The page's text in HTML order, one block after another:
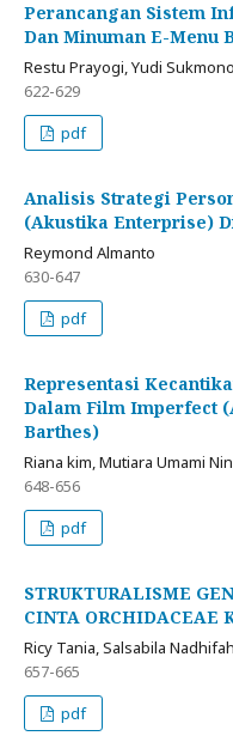
Perancangan Sistem
Dan Minuman E-Menu
Restu Prayogi, Yudi
622-629
pdf
Analisis Strategi
(Akustika Enterprise)
Reymond Almanto
630-647
pdf
Representasi
Dalam Film Imperfect
Barthes)
Riana kim, Mutiara Umami
648-656
pdf
STRUKTURALISME
CINTA ORCHIDACEAE
Ricy Tania, Salsabila
657-665
pdf